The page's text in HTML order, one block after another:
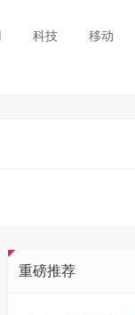
科技 移动
重磅推荐